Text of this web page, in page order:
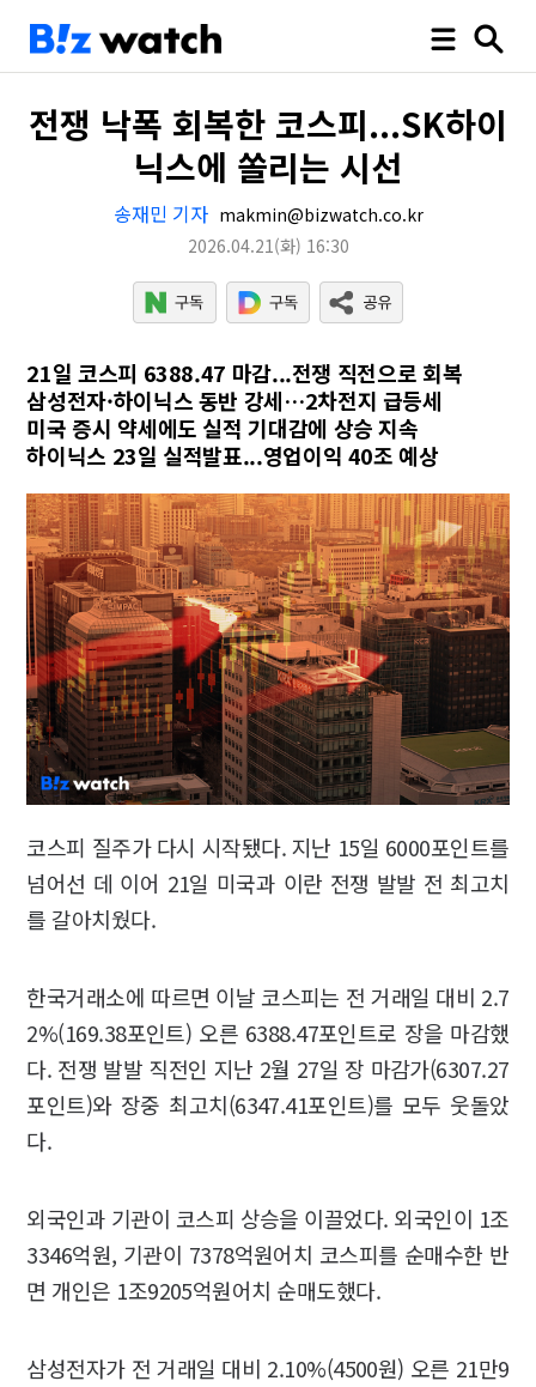
전쟁 낙폭 회복한 코스피...SK하이
닉스에 쏠리는 시선
송재민 기자 makmin@bizwatch.co.kr
2026.04.21(화) 16:30
21일 코스피 6388.47 마감...전쟁 직전으로 회복
삼성전자·하이닉스 동반 강세…2차전지 급등세
미국 증시 약세에도 실적 기대감에 상승 지속
하이닉스 23일 실적발표...영업이익 40조 예상
코스피 질주가 다시 시작됐다. 지난 15일 6000포인트를
넘어선 데 이어 21일 미국과 이란 전쟁 발발 전 최고치
를 갈아치웠다.
한국거래소에 따르면 이날 코스피는 전 거래일 대비 2.7
2%(169.38포인트) 오른 6388.47포인트로 장을 마감했
다. 전쟁 발발 직전인 지난 2월 27일 장 마감가(6307.27
포인트)와 장중 최고치(6347.41포인트)를 모두 웃돌았
다.
외국인과 기관이 코스피 상승을 이끌었다. 외국인이 1조
3346억원, 기관이 7378억원어치 코스피를 순매수한 반
면 개인은 1조9205억원어치 순매도했다.
삼성전자가 전 거래일 대비 2.10%(4500원) 오른 21만9